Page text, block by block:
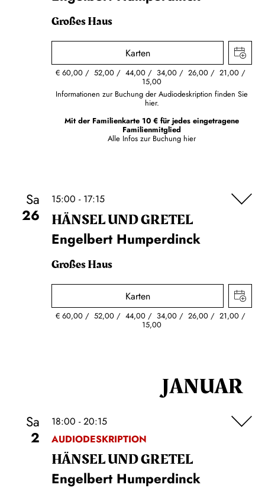
Großes Haus
Karten
€60,00 52,00 44,00 34,00 26,00 21,00
15,00
Informationen zur Buchung der Audiodeskription finden Sie
hier.
Mit der Familienkarte 10 € für jedes eingetragene
Familienmitglied
Alle Infos zur Buchung hier
Sa
26
15:00 - 17:15
HÄNSEL UND GRETEL
Engelbert Humperdinck
Großes Haus
Karten
€60,00 52,00 44,00 34,00 26,00 21,00
15,00
JANUAR
Sa
2
18:00 - 20:15
AUDIODESKRIPTION
HÄNSEL UND GRETEL
Engelbert Humperdinck